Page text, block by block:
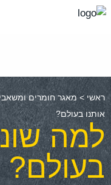
עבור
ראשי > מאגר חומרים
אותנו בעולם?
למה
בעולם?